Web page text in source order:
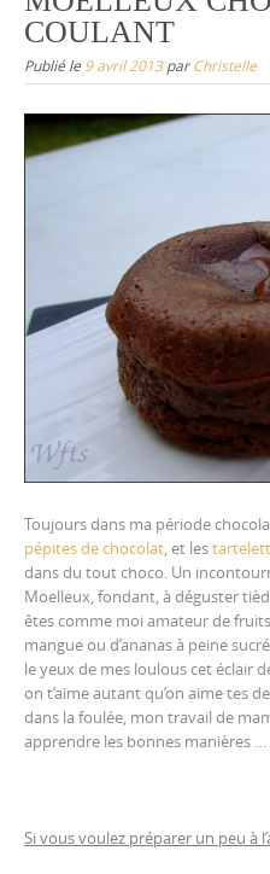
COULANT
Publié le 9 avril 2013parChristelle
Toujours dans ma période
pépites de chocolat, et les
dans du tout choco. Un
Moelleux, fondant, à déguster
êtes comme moi amateur de
mangue ou d’ananas à peine
le yeux de mes loulous cet éclair
on t’aime autant qu’on aime tes
dans la foulée, mon travail de
apprendre les bonnes manières …
Si vous voulez préparer un peu à